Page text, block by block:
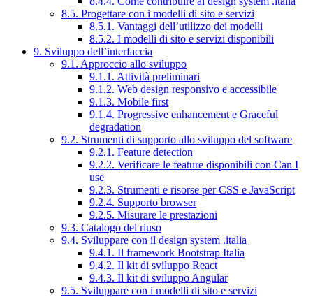
8.5. Progettare con i modelli di sito e servizi
8.5.1. Vantaggi dell’utilizzo dei modelli
8.5.2. I modelli di sito e servizi disponibili
9. Sviluppo dell’interfaccia
9.1. Approccio allo sviluppo
9.1.1. Attività preliminari
9.1.2. Web design responsivo e accessibile
9.1.3. Mobile first
9.1.4. Progressive enhancement e Graceful
degradation
9.2. Strumenti di supporto allo sviluppo del software
9.2.1. Feature detection
9.2.2. Verificare le feature disponibili con Can I
use
9.2.3. Strumenti e risorse per CSS e JavaScript
9.2.4. Supporto browser
9.2.5. Misurare le prestazioni
9.3. Catalogo del riuso
9.4. Sviluppare con il design system .italia
9.4.1. Il framework Bootstrap Italia
9.4.2. Il kit di sviluppo React
9.4.3. Il kit di sviluppo Angular
9.5. Sviluppare con i modelli di sito e servizi